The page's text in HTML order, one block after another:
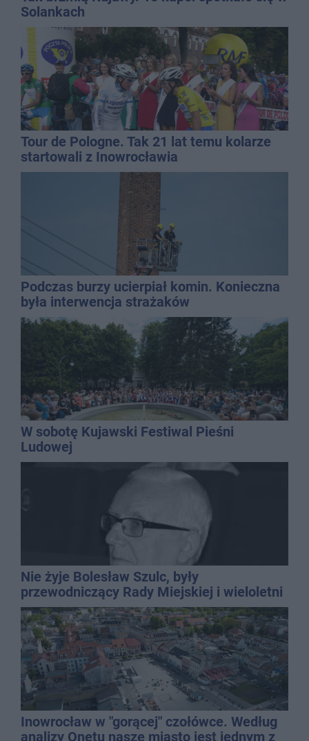
Solankach
Tour de Pologne. Tak 21 lat temu kolarze
startowali z Inowrocławia
Podczas burzy ucierpiał komin. Konieczna
była interwencja strażaków
W sobotę Kujawski Festiwal Pieśni
Ludowej
Nie żyje Bolesław Szulc, były
przewodniczący Rady Miejskiej i wieloletni
dyrektor SP 14
Inowrocław w "gorącej" czołówce. Według
analizy Onetu nasze miasto jest jednym z